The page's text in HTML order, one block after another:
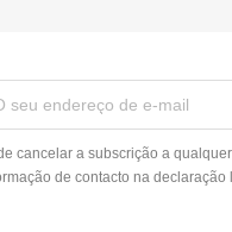
cancelar a subscrição a
de contacto na declaração